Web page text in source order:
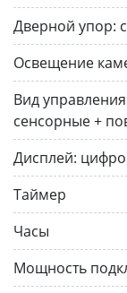
Дверной упор:
Освещение
Вид
сенсорные +
Дисплей:
Таймер
Часы
Мощность